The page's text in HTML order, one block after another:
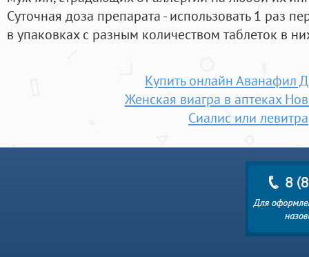
Суточная доза препарата - использовать 1 раз
в упаковках с разным количеством таблеток в
Купить онлайн Аванафил
Женская виагра в аптеках
Сиалис или левитра